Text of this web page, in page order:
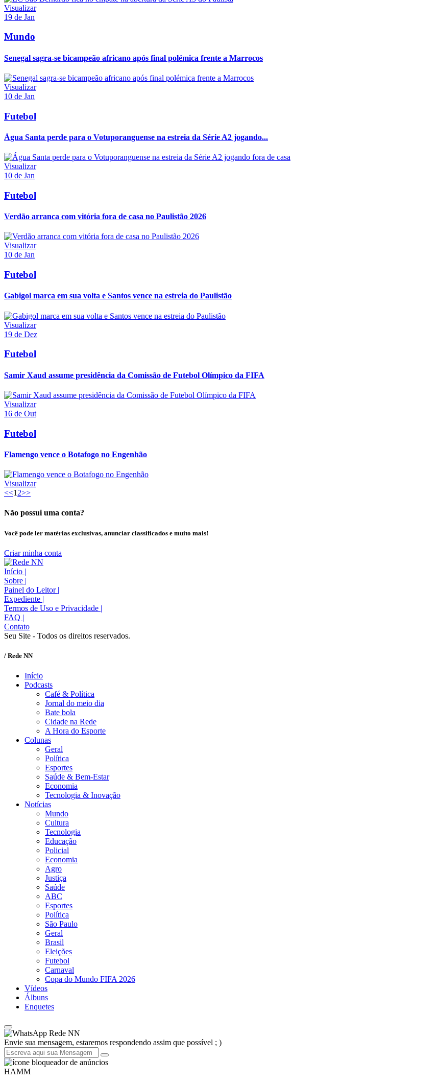
Visualizar
19 de Jan
Mundo
Senegal sagra-se bicampeão africano após final polémica frente a Marrocos
Visualizar
10 de Jan
Futebol
Água Santa perde para o Votuporanguense na estreia da Série A2 jogando...
Visualizar
10 de Jan
Futebol
Verdão arranca com vitória fora de casa no Paulistão 2026
Visualizar
10 de Jan
Futebol
Gabigol marca em sua volta e Santos vence na estreia do Paulistão
Visualizar
19 de Dez
Futebol
Samir Xaud assume presidência da Comissão de Futebol Olímpico da FIFA
Visualizar
16 de Out
Futebol
Flamengo vence o Botafogo no Engenhão
Visualizar
<<1 2>>
Não possui uma conta?
Você pode ler matérias exclusivas, anunciar classificados e muito mais!
Criar minha conta
Início |
Sobre |
Painel do Leitor |
Expediente |
Termos de Uso e Privacidade |
FAQ |
Contato
Seu Site - Todos os direitos reservados.
/ Rede NN
Início
Podcasts
Café & Política
Jornal do meio dia
Bate bola
Cidade na Rede
A Hora do Esporte
Colunas
Geral
Política
Esportes
Saúde & Bem-Estar
Economia
Tecnologia & Inovação
Notícias
Mundo
Cultura
Tecnologia
Educação
Policial
Economia
Agro
Justiça
Saúde
ABC
Esportes
Política
São Paulo
Geral
Brasil
Eleições
Futebol
Carnaval
Copa do Mundo FIFA 2026
Vídeos
Álbuns
Enquetes
Rede NN
Envie sua mensagem, estaremos respondendo assim que possível ; )
HAMM